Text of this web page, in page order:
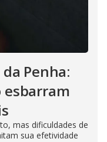
Penha:
esbarram
mas dificuldades de
sua efetividade